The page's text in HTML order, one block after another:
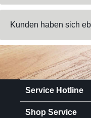
Kunden haben sich
Service Hotline
Shop Service